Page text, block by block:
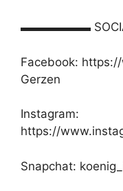
▬▬▬▬▬▬
Facebook:
Gerzen
Instagram:
https://
Snapchat: